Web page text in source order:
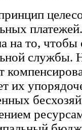
на то,
службы.
их